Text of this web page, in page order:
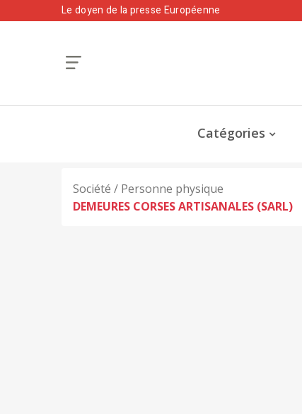
Le doyen de la presse Européenne
Catégories
Société / Personne physique
DEMEURES CORSES ARTISANALES (SARL)